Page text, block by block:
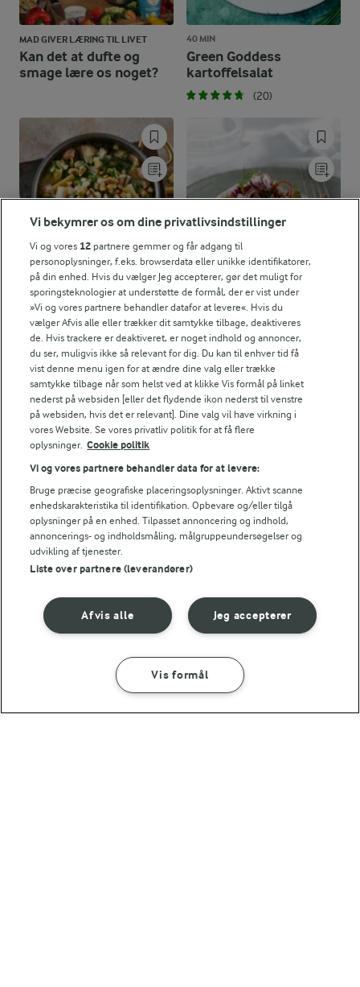
MAD GIVER LÆRING TIL LIVET
Kan det at dufte og
smage lære os noget?
40 MIN
Green Goddess
kartoffelsalat
(20)
30 MIN
One pot med laks og
spinat
(69)
30 MIN
Kartoffelmad med
dildmayo
(8)
30 MIN
Kyllingegryde
20 MIN
Nudler med spicy
Vi bekymrer os om dine privatlivsindstillinger
Vi og vores 12 partnere gemmer og får adgang til
personoplysninger, f.eks. browserdata eller unikke identifikatorer,
på din enhed. Hvis du vælger Jeg accepterer, gør det muligt for
sporingsteknologier at understøtte de formål, der er vist under
»Vi og vores partnere behandler datafor at levere«. Hvis du
vælger Afvis alle eller trækker dit samtykke tilbage, deaktiveres
de. Hvis trackere er deaktiveret, er noget indhold og annoncer,
du ser, muligvis ikke så relevant for dig. Du kan til enhver tid få
vist denne menu igen for at ændre dine valg eller trække
samtykke tilbage når som helst ved at klikke Vis formål på linket
nederst på websiden [eller det flydende ikon nederst til venstre
på websiden, hvis det er relevant]. Dine valg vil have virkning i
vores Website. Se vores privatliv politik for at få flere
oplysninger. Cookie politik
Vi og vores partnere behandler data for at levere:
Bruge præcise geografiske placeringsoplysninger. Aktivt scanne
enhedskarakteristika til identifikation. Opbevare og/eller tilgå
oplysninger på en enhed. Tilpasset annoncering og indhold,
annoncerings- og indholdsmåling, målgruppeundersøgelser og
udvikling af tjenester.
Liste over partnere (leverandører)
Jeg accepterer
Afvis alle
Vis formål